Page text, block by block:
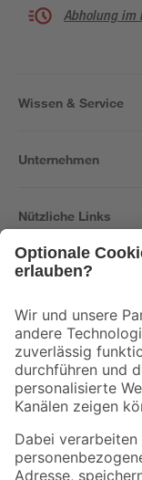
Abholung im
Wissen & Service
Unternehmen
Nützliche Links
Der toom Newsletter:
Zur Newsletter
Folge uns